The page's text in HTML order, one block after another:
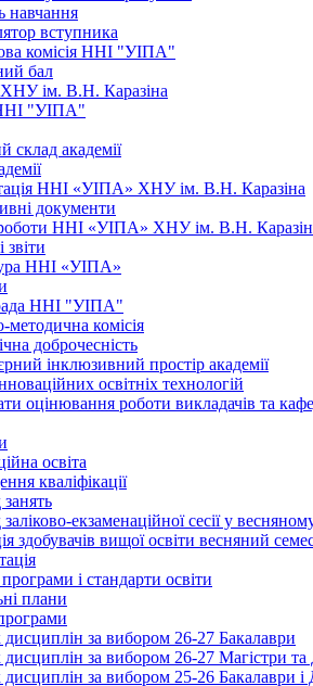
навчання
вступника
комісія ННІ "УІПА"
бал
ім. В.Н. Каразіна
"УІПА"
склад академії
ННІ «УІПА» ХНУ ім. В.Н. Каразіна
документи
ННІ «УІПА» ХНУ ім. В.Н.
звіти
ННІ «УІПА»
ННІ "УІПА"
методична комісія
доброчесність
інклюзивний простір академії
освітніх технологій
оцінювання роботи викладачів та
освіта
кваліфікації
екзаменаційної сесії у
здобувачів вищої освіти весняний
і стандарти освіти
плани
дисциплін за вибором 26-27 Бакалаври
дисциплін за вибором 26-27 Магістри та
дисциплін за вибором 25-26 Бакалаври і